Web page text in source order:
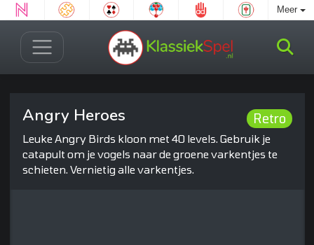
Meer
Retro
Angry Heroes
Leuke Angry Birds kloon met 40 levels. Gebruik je
catapult om je vogels naar de groene varkentjes te
schieten. Vernietig alle varkentjes.